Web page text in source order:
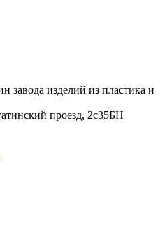
завода изделий из пластика и
проезд, 2с35БН